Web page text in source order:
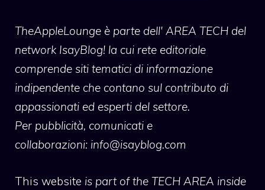
TheAppleLounge è parte dell' AREA TECH del
network IsayBlog! la cui rete editoriale
comprende siti tematici di informazione
indipendente che contano sul contributo di
appassionati ed esperti del settore.
Per pubblicità, comunicati e
collaborazioni: info@isayblog.com
This website is part of the TECH AREA inside